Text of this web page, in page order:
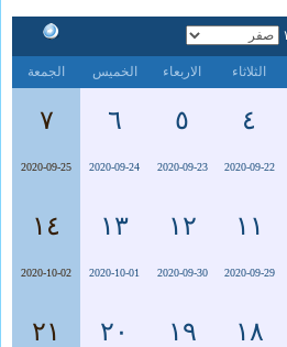
الثلاثاء الاربعاء الخميس الجمعة
٤
2020-09-22
٥
2020-09-23
٦
2020-09-24
٧
2020-09-25
١١
2020-09-29
١٢
2020-09-30
١٣
2020-10-01
١٤
2020-10-02
١٨ ١٩ ٢٠ ٢١